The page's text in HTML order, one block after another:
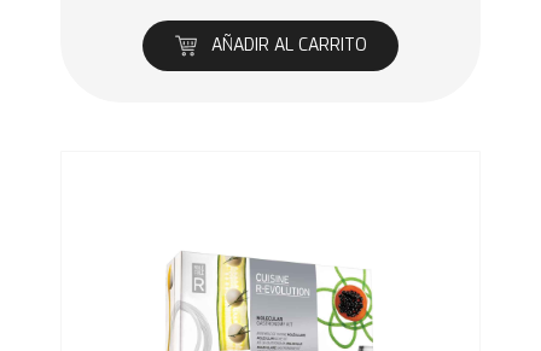
AÑADIR AL CARRITO